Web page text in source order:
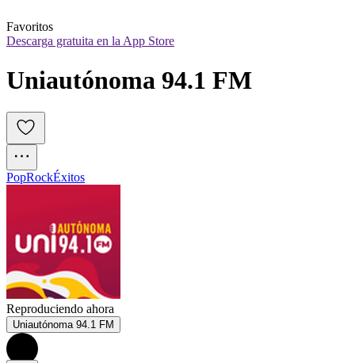
Favoritos
Descarga gratuita en la App Store
Uniautónoma 94.1 FM
PopRockÉxitos
Reproduciendo ahora
Uniautónoma 94.1 FM